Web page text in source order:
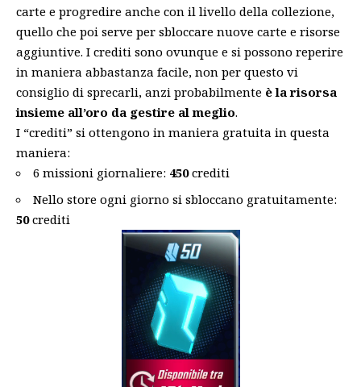
carte e progredire anche con il livello della collezione,
quello che poi serve per sbloccare nuove carte e risorse
aggiuntive. I crediti sono ovunque e si possono reperire
in maniera abbastanza facile, non per questo vi
consiglio di sprecarli, anzi probabilmente è la risorsa
insieme all’oro da gestire al meglio.
I “crediti” si ottengono in maniera gratuita in questa
maniera:
6 missioni giornaliere: 450crediti
Nello store ogni giorno si sbloccano gratuitamente:
50crediti